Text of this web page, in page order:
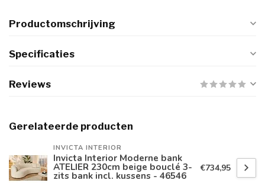
Productomschrijving
Specificaties
Reviews
Gerelateerde producten
INVICTA INTERIOR
Invicta Interior Moderne bank
ATELIER 230cm beige bouclé 3-
zits bank incl. kussens - 46546
€734,95